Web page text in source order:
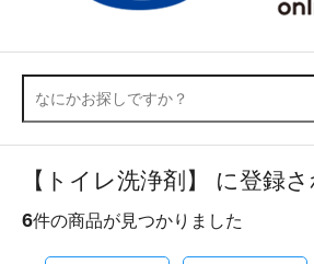
【トイレ洗浄剤】 に登録
6件の商品が見つかりました